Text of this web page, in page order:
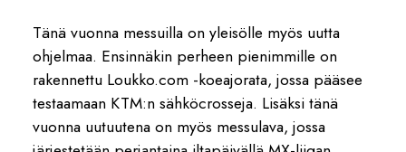
Tänä vuonna messuilla on yleisölle myös uutta
ohjelmaa. Ensinnäkin perheen pienimmille on
rakennettu Loukko.com -koeajorata, jossa pääsee
testaamaan KTM:n sähköcrosseja. Lisäksi tänä
vuonna uutuutena on myös messulava, jossa